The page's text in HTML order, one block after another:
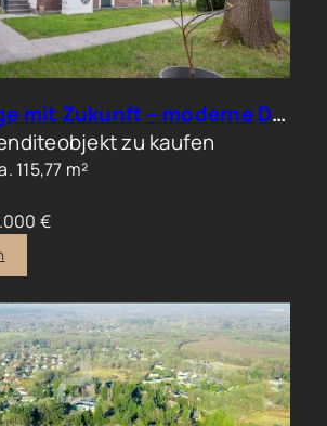
Kapitalanlage mit Zukunft – moderne Doppelhaushälfte in begehrter Wohnlage
zu kaufen
115,77 m²
€